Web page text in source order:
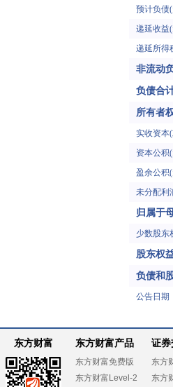
预计负债
递延收益
递延所得
非流动
负债合
所有者
实收资本
资本公积
盈余公积
未分配利
归属于
少数股东
股东权
负债和
公告日期
东方财富 东方财富产品
东方财富免费版
东方财富Level-2
证券
东方
东方